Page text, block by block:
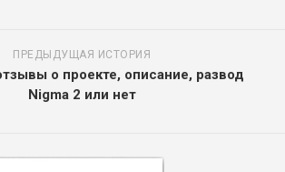
ПРЕДЫДУЩАЯ ИСТОРИЯ
о проекте, описание, развод
Nigma 2 или нет